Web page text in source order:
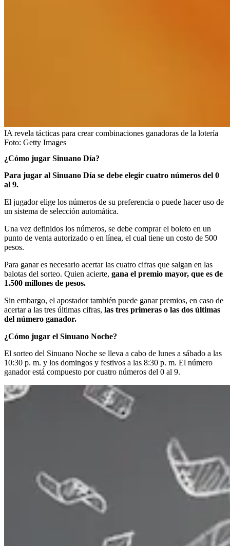
IA revela tácticas para crear combinaciones ganadoras de la lotería
Foto: Getty Images
¿Cómo jugar Sinuano Día?
Para jugar al Sinuano Día se debe elegir cuatro números del 0
al 9.
El jugador elige los números de su preferencia o puede hacer uso de
un sistema de selección automática.
Una vez definidos los números, se debe comprar el boleto en un
punto de venta autorizado o en línea, el cual tiene un costo de 500
pesos.
Para ganar es necesario acertar las cuatro cifras que salgan en las
balotas del sorteo. Quien acierte, gana el premio mayor, que es de
1.500 millones de pesos.
Sin embargo, el apostador también puede ganar premios, en caso de
acertar a las tres últimas cifras, las tres primeras o las dos últimas
del número ganador.
¿Cómo jugar el Sinuano Noche?
El sorteo del Sinuano Noche se lleva a cabo de lunes a sábado a las
10:30 p. m. y los domingos y festivos a las 8:30 p. m. El número
ganador está compuesto por cuatro números del 0 al 9.